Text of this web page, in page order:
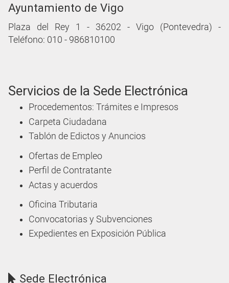
Ayuntamiento de Vigo
Plaza del Rey 1 - 36202 - Vigo (Pontevedra) -
Teléfono: 010 - 986810100
Servicios de la Sede Electrónica
Procedementos: Trámites e Impresos
Carpeta Ciudadana
Tablón de Edictos y Anuncios
Ofertas de Empleo
Perfil de Contratante
Actas y acuerdos
Oficina Tributaria
Convocatorias y Subvenciones
Expedientes en Exposición Pública
Sede Electrónica